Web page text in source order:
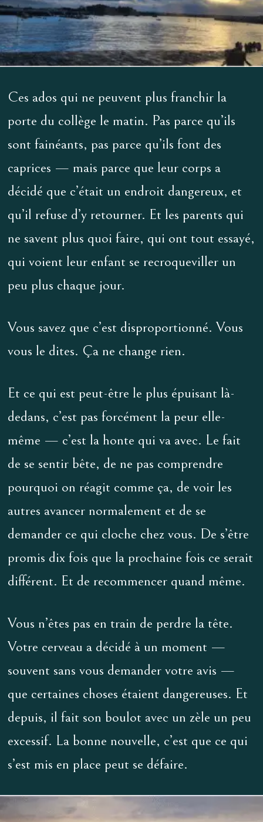
Ces ados qui ne peuvent plus franchir la
porte du collège le matin. Pas parce qu’ils
sont fainéants, pas parce qu’ils font des
caprices — mais parce que leur corps a
décidé que c’était un endroit dangereux, et
qu’il refuse d’y retourner. Et les parents qui
ne savent plus quoi faire, qui ont tout essayé,
qui voient leur enfant se recroqueviller un
peu plus chaque jour.
Vous savez que c’est disproportionné. Vous
vous le dites. Ça ne change rien.
Et ce qui est peut-être le plus épuisant là-
dedans, c’est pas forcément la peur elle-
même — c’est la honte qui va avec. Le fait
de se sentir bête, de ne pas comprendre
pourquoi on réagit comme ça, de voir les
autres avancer normalement et de se
demander ce qui cloche chez vous. De s’être
promis dix fois que la prochaine fois ce serait
différent. Et de recommencer quand même.
Vous n’êtes pas en train de perdre la tête.
Votre cerveau a décidé à un moment —
souvent sans vous demander votre avis —
que certaines choses étaient dangereuses. Et
depuis, il fait son boulot avec un zèle un peu
excessif. La bonne nouvelle, c’est que ce qui
s’est mis en place peut se défaire.